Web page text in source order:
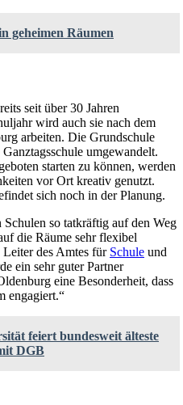
geheimen Räumen
seit über 30 Jahren
wird auch sie nach dem
arbeiten. Die Grundschule
umgewandelt.
starten zu können, werden
vor Ort kreativ genutzt.
sich noch in der Planung.
Schulen so tatkräftig auf den Weg
die Räume sehr flexibel
des Amtes für Schule und
ein sehr guter Partner
eine Besonderheit, dass
engagiert.“
feiert bundesweit älteste
DGB